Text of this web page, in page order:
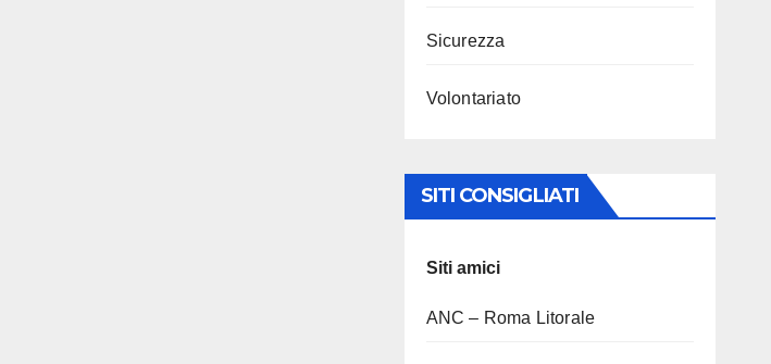
Sicurezza
Volontariato
SITI CONSIGLIATI
Siti amici
ANC – Roma Litorale